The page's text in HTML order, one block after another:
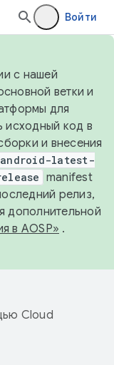
Войти
с нашей
ветки и
для
исходный код в
и внесения
android-latest-
manifest
релиз,
дополнительной
в AOSP» .
Cloud